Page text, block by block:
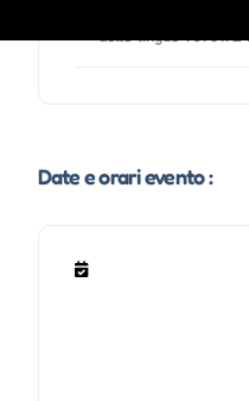
delle-lingue-
Date e orari evento :